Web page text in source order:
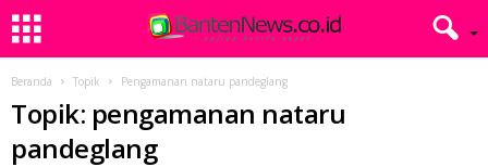
Beranda Topik Pengamanan nataru pandeglang
Topik: pengamanan nataru
pandeglang